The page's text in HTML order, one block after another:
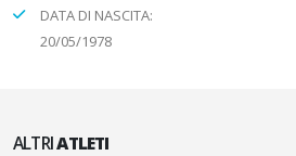
DATA DI NASCITA:
20/05/1978
ALTRIATLETI